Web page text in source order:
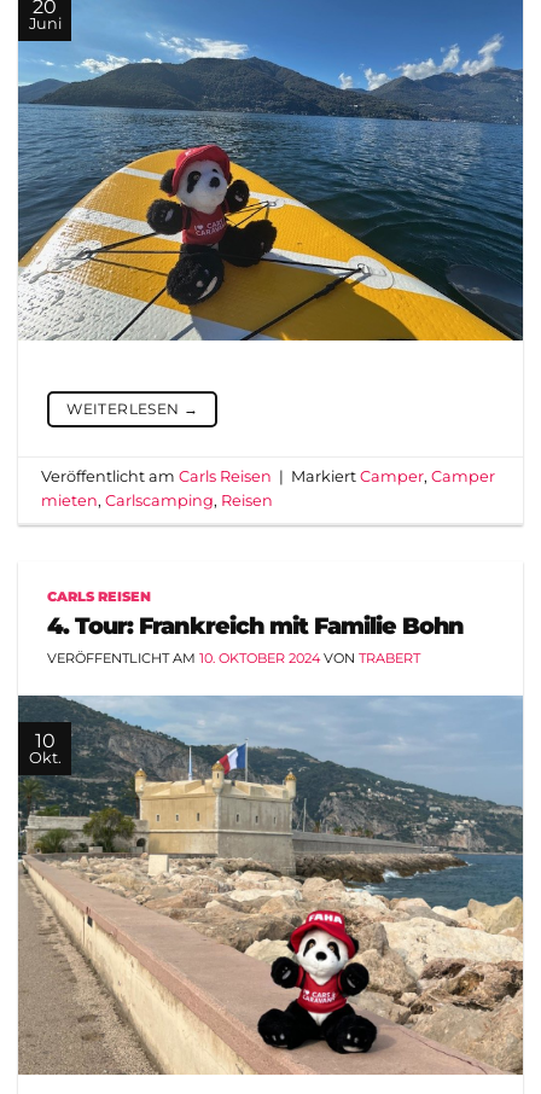
20
Juni
WEITERLESEN →
Veröffentlicht amCarls Reisen | MarkiertCamper,Camper
mieten,Carlscamping, Reisen
CARLS REISEN
4. Tour: Frankreich mit Familie Bohn
VERÖFFENTLICHT AM 10. OKTOBER 2024VON TRABERT
10
Okt.